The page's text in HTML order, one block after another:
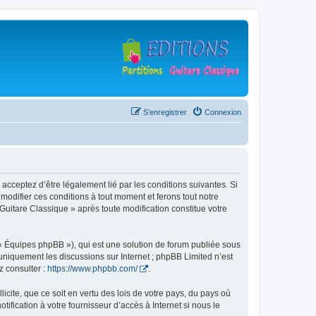
Connexion
S’enregistrer
d’être légalement lié par les conditions suivantes. Si
ces conditions à tout moment et ferons tout notre
Classique » après toute modification constitue votre
phpBB »), qui est une solution de forum publiée sous
les discussions sur Internet ; phpBB Limited n’est
consulter : https://www.phpbb.com/ .
que ce soit en vertu des lois de votre pays, du pays où
à votre fournisseur d’accès à Internet si nous le